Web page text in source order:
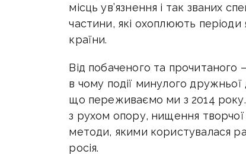
місць ув’язнення і так званих
частини, які охоплюють періоди
країни.
Від побаченого та
в чому події минулого
що переживаємо ми з 2014
з рухом опору, нищення творчої
методи, якими користувалася
росія.